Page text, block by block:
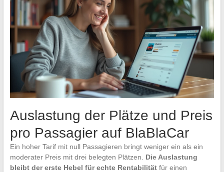
Auslastung der Plätze und Preis
pro Passagier auf BlaBlaCar
Ein hoher Tarif mit null Passagieren bringt weniger ein als ein
moderater Preis mit drei belegten Plätzen. Die Auslastung
bleibt der erste Hebel für echte Rentabilitätfür einen